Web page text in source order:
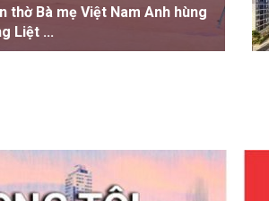
chung cư lần đầu - Khẳng
...